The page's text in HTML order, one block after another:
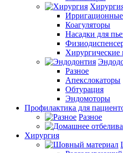
Коагуляторы
Насадки для
Хирургические
Разное
Апекслокаторы
Обтурация
Эндомоторы
Профилактика для
Разное
Хирургия